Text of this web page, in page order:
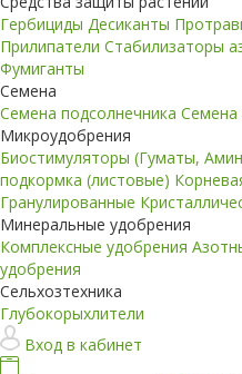
Гербициды Десиканты
Прилипатели Стабилизаторы
Фумиганты
Семена
Семена подсолнечника Семена
Микроудобрения
Биостимуляторы (Гуматы,
подкормка (листовые)
Гранулированные
Минеральные удобрения
Комплексные удобрения
удобрения
Сельхозтехника
Глубокорыхлители
Вход в кабинет